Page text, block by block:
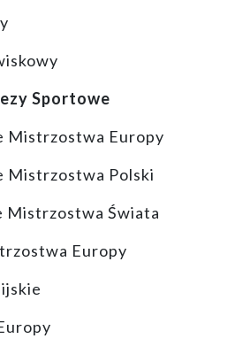
Sportowe
Mistrzostwa Europy
Mistrzostwa Polski
Mistrzostwa Świata
Europy